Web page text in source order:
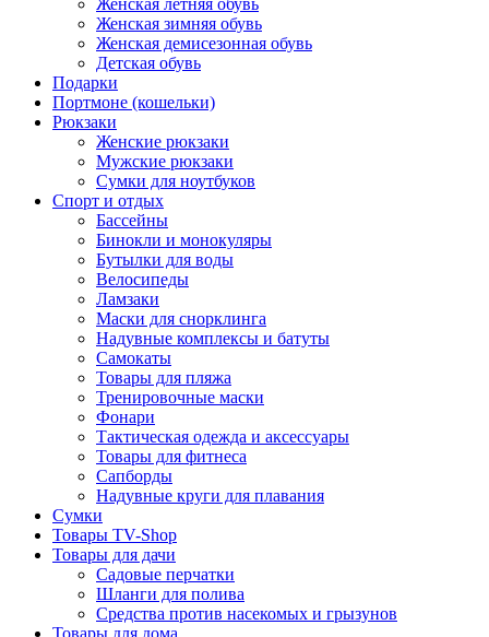
Женская зимняя обувь
Женская демисезонная обувь
Детская обувь
Подарки
Портмоне (кошельки)
Рюкзаки
Женские рюкзаки
Мужские рюкзаки
Сумки для ноутбуков
Спорт и отдых
Бассейны
Бинокли и монокуляры
Бутылки для воды
Велосипеды
Ламзаки
Маски для снорклинга
Надувные комплексы и батуты
Самокаты
Товары для пляжа
Тренировочные маски
Фонари
Тактическая одежда и аксессуары
Товары для фитнеса
Сапборды
Надувные круги для плавания
Сумки
Товары TV-Shop
Товары для дачи
Садовые перчатки
Шланги для полива
Средства против насекомых и грызунов
Товары для дома